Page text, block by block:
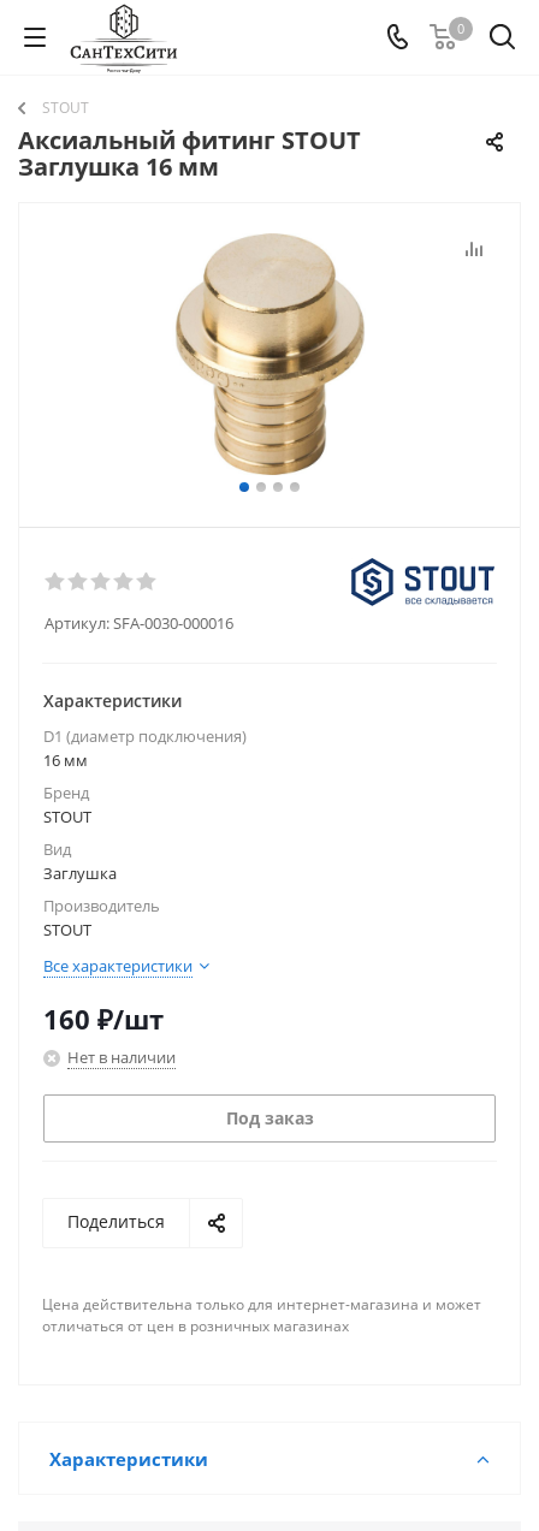
0
STOUT
Аксиальный фитинг STOUT
Заглушка 16 мм
Артикул:SFA-0030-000016
Характеристики
D1 (диаметр подключения)
16 мм
Бренд
STOUT
Вид
Заглушка
Производитель
STOUT
Все характеристики
160 ₽/шт
Нет в наличии
Под заказ
Поделиться
Цена действительна только для интернет-магазина и может
отличаться от цен в розничных магазинах
Характеристики